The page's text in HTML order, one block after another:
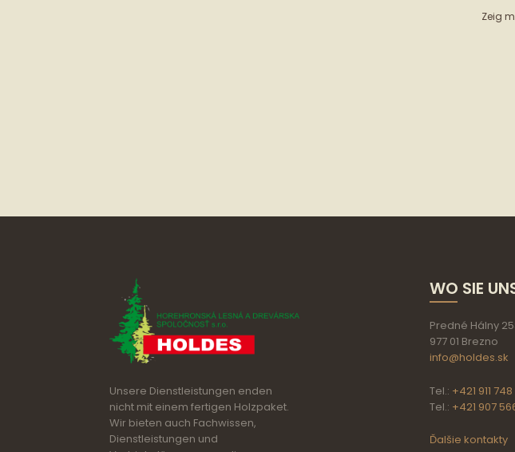
Zeig
Unsere Dienstleistungen enden
nicht mit einem fertigen Holzpaket.
Wir bieten auch Fachwissen,
Dienstleistungen und
WO SIE
Predné Hálny
977 01 Brezno
info@holdes.sk
Tel.: +421 911
Tel.: +421 907
Ďalšie kontakty